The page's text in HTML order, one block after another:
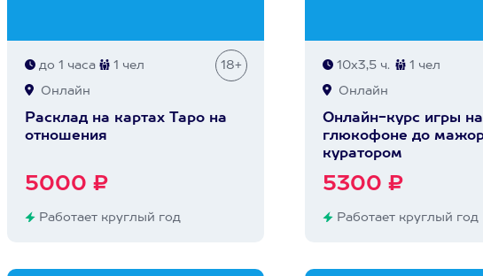
до 1 часа 1 чел 18+
Онлайн
Расклад на картах Таро на
отношения
5000 ₽
Работает круглый год
10х3,5 ч. 1 чел
Онлайн
Онлайн-курс игры на
глюкофоне до
куратором
5300 ₽
Работает круглый год